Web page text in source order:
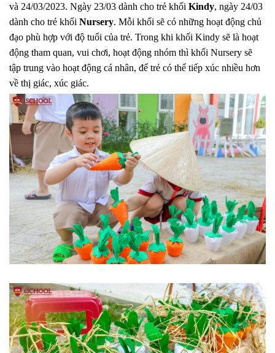
và 24/03/2023. Ngày 23/03 dành cho trẻ khối Kindy, ngày 24/03
dành cho trẻ khối Nursery. Mỗi khối sẽ có những hoạt động chủ
đạo phù hợp với độ tuổi của trẻ. Trong khi khối Kindy sẽ là hoạt
động tham quan, vui chơi, hoạt động nhóm thì khối Nursery sẽ
tập trung vào hoạt động cá nhân, để trẻ có thể tiếp xúc nhiều hơn
về thị giác, xúc giác.